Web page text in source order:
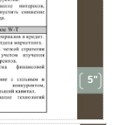
5"